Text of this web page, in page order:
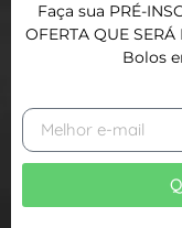
Faça sua PRÉ-
OFERTAQUE
Bolos